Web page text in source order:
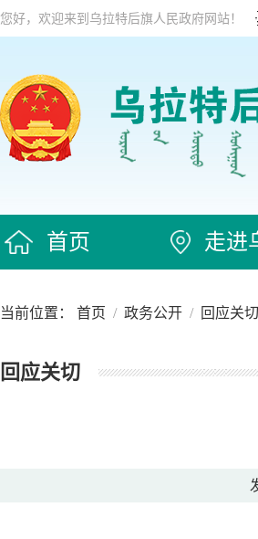
您好，欢迎来到乌拉特后旗人民政府网站！
首页 走进
当前位置： 首页 / 政务公开 / 回应关切
回应关切